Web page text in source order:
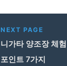
NEXT PAGE
니가타 양조장 체
포인트 7가지